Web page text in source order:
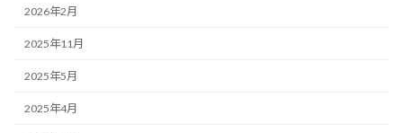
2026年2月
2025年11月
2025年5月
2025年4月